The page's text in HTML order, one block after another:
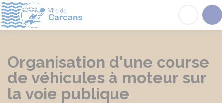
Organisation d'une course
de véhicules à moteur sur
la voie publique